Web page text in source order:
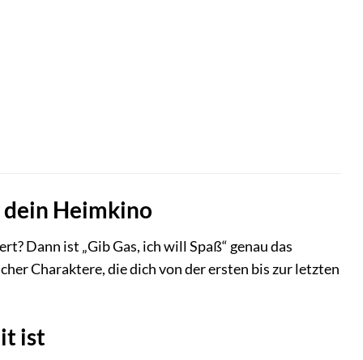
Heimkino
Dann ist „Gib Gas, ich will Spaß“ genau das
Charaktere, die dich von der ersten bis zur letzten
ist